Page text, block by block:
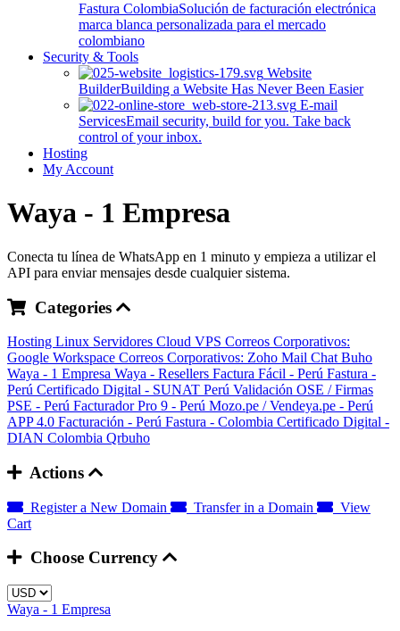
Fastura ColombiaSolución de facturación electrónica
marca blanca personalizada para el mercado
colombiano
Security & Tools
Website
BuilderBuilding a Website Has Never Been Easier
E-mail
ServicesEmail security, build for you. Take back
control of your inbox.
Hosting
My Account
Waya - 1 Empresa
Conecta tu línea de WhatsApp en 1 minuto y empieza a utilizar el
API para enviar mensajes desde cualquier sistema.
Categories
Hosting Linux Servidores Cloud VPS Correos Corporativos:
Google Workspace Correos Corporativos: Zoho Mail Chat Buho
Waya - 1 Empresa Waya - Resellers Factura Fácil - Perú Fastura -
Perú Certificado Digital - SUNAT Perú Validación OSE / Firmas
PSE - Perú Facturador Pro 9 - Perú Mozo.pe / Vendeya.pe - Perú
APP 4.0 Facturación - Perú Fastura - Colombia Certificado Digital -
DIAN Colombia Qrbuho
Actions
Register a New Domain Transfer in a Domain
View
Cart
Choose Currency
Waya - 1 Empresa